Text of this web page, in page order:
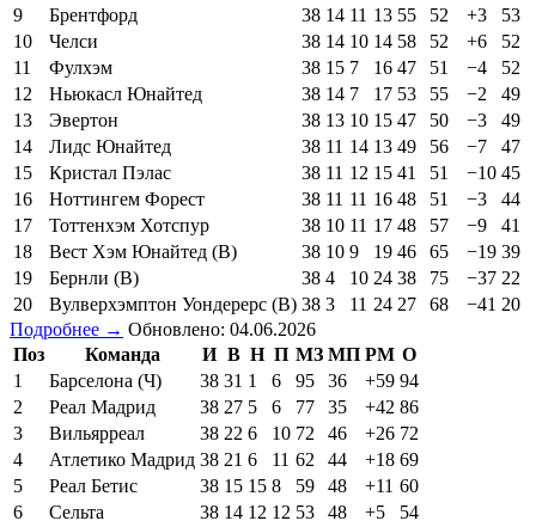
9
Брентфорд 38 14 11 13 55 52 +3
53
10
Челси 38 14 10 14 58 52 +6
52
11
Фулхэм 38 15 7 16 47 51 −4
52
12
Ньюкасл Юнайтед 38 14 7 17 53 55 −2
49
13
Эвертон 38 13 10 15 47 50 −3
49
14
Лидс Юнайтед 38 11 14 13 49 56 −7
47
15
Кристал Пэлас 38 11 12 15 41 51 −10 45
16
Ноттингем Форест 38 11 11 16 48 51 −3
44
17
Тоттенхэм Хотспур 38 10 11 17 48 57 −9
41
18
Вест Хэм Юнайтед (В) 38 10 9 19 46 65 −19 39
19
Бернли (В) 38 4 10 24 38 75 −37 22
20
Вулверхэмптон Уондерерс (В) 38 3 11 24 27 68 −41 20
Подробнее → Обновлено: 04.06.2026
Поз
Команда И В Н П МЗ МП РМ О
1
Барселона (Ч) 38 31 1 6 95 36 +59 94
2
Реал Мадрид 38 27 5 6 77 35 +42 86
3
Вильярреал 38 22 6 10 72 46 +26 72
4
Атлетико Мадрид 38 21 6 11 62 44 +18 69
5
Реал Бетис 38 15 15 8 59 48 +11 60
6
Сельта 38 14 12 12 53 48 +5 54